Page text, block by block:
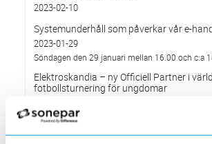
2023-02-10
Systemunderhåll som påverkar vår e-
2023-01-29
Söndagen den 29 januari mellan 16.00 och c:a
Elektroskandia – ny Officiell Partner i
fotbollsturnering för ungdomar
Förändringar på Kassasidan
2023-01-10